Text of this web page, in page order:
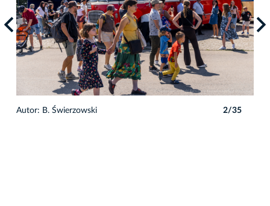
Autor: B. Świerzowski 2/35